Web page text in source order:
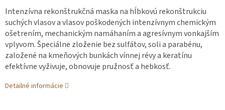
Intenzívna rekonštrukčná maska na hĺbkovú rekonštrukciu
suchých vlasov a vlasov poškodených intenzívnym chemickým
ošetrením, mechanickým namáhaním a agresívnym vonkajším
vplyvom. Špeciálne zloženie bez sulfátov, soli a parabénu,
založené na kmeňových bunkách vínnej révy a keratínu
efektívne vyživuje, obnovuje pružnosť a hebkosť.
Detailné informácie